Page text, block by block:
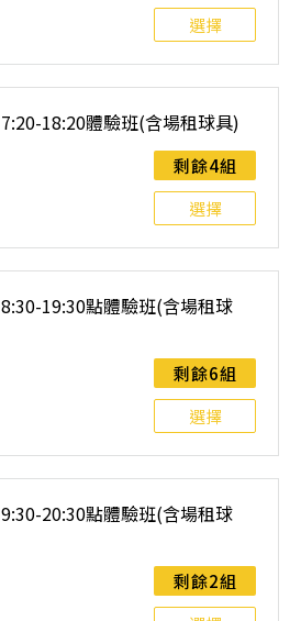
選擇
報名參加，享受團體運動樂趣！ 如
因天候不佳無法如期舉行，POA將視
。 ⚠️ 報名完成後，如因天候因素
延期選項，恕不退費，請參閱【報名
名後視為您已同意上述規則。
18:20體驗班(含場租球具)
剩餘4組
選擇
報名參加，享受團體運動樂趣！ 如
天候不佳無法如期舉行，POA將視
。 ⚠️ 報名完成後，如因天候因素
延期選項，恕不退費，請參閱【報名
名後視為您已同意上述規則。
19:30點體驗班(含場租球
剩餘6組
選擇
報名參加，享受團體運動樂趣！ 如
天候不佳無法如期舉行，POA將視
。 ⚠️ 報名完成後，如因天候因素
延期選項，恕不退費，請參閱【報名
名後視為您已同意上述規則。
20:30點體驗班(含場租球
剩餘2組